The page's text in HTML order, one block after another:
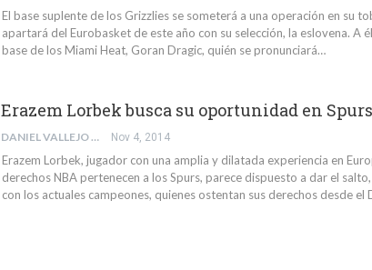
El base suplente de los Grizzlies se someterá a una operación en su
apartará del Eurobasket de este año con su selección, la eslovena. A
base de los Miami Heat, Goran Dragic, quién se pronunciará…
Erazem Lorbek busca su oportunidad en Spurs
DANIEL VALLEJO BAÑEZ Nov 4, 2014
Erazem Lorbek, jugador con una amplia y dilatada experiencia en
derechos NBA pertenecen a los Spurs, parece dispuesto a dar el
con los actuales campeones, quienes ostentan sus derechos desde el